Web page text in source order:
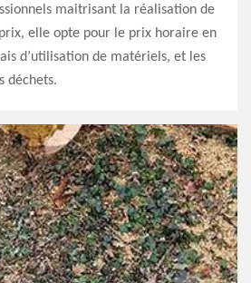
maitrisant la réalisation de
prix, elle opte pour le prix horaire en
d’utilisation de matériels, et les
déchets.